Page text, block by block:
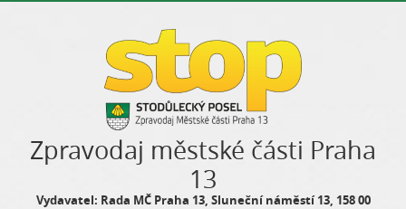
Zpravodaj městské části Praha
13
Vydavatel: Rada MČ Praha 13, Sluneční náměstí 13, 158 00